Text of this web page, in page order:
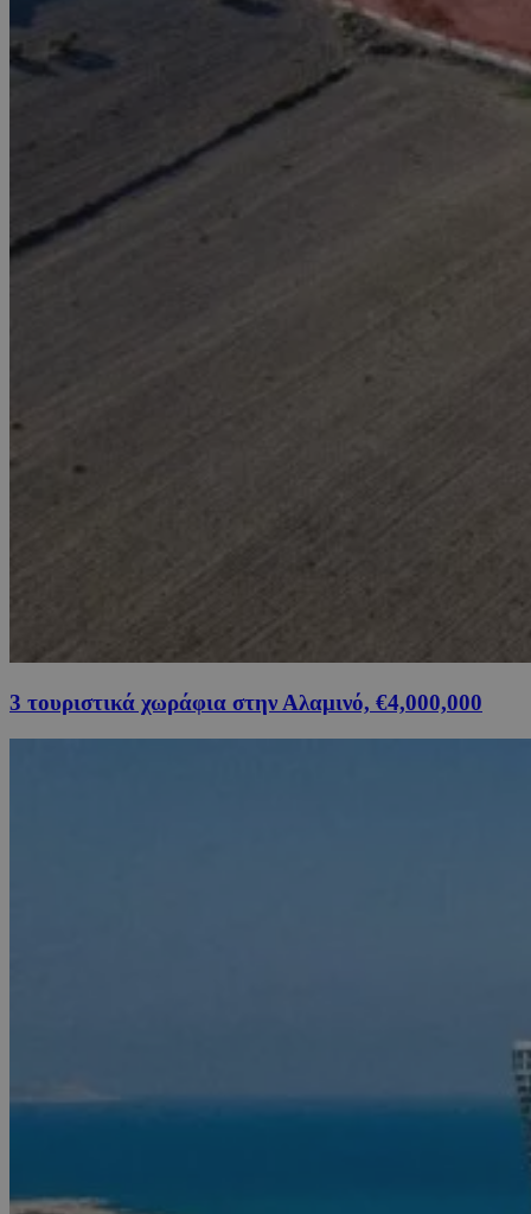
3 τουριστικά χωράφια στην Αλαμινό, €4,000,000